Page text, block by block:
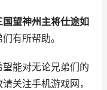
国望神州主将仕途如
有所帮助。
能对无论兄弟们的
关注手机游戏网，